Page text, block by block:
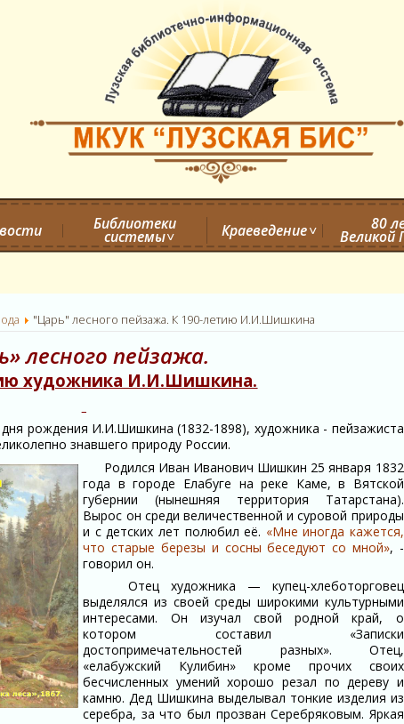
Библиотеки
системы Краеведение 80
Великой
"Царь" лесного пейзажа. К 190-летию И.И.Шишкина
лесного пейзажа.
художника И.И.Шишкина.
рождения И.И.Шишкина (1832-1898), художника - пейзажиста
знавшего природу России.
Родился Иван Иванович Шишкин 25 января 1832
года в городе Елабуге на реке Каме, в Вятской
губернии (нынешняя территория Татарстана).
Вырос он среди величественной и суровой природы
и с детских лет полюбил её. «Мне иногда кажется,
что старые березы и сосны беседуют со мной», -
говорил он.
Отец художника — купец-хлеботорговец
выделялся из своей среды широкими культурными
интересами. Он изучал свой родной край, о
котором составил «Записки
достопримечательностей разных». Отец,
«елабужский Кулибин» кроме прочих своих
бесчисленных умений хорошо резал по дереву и
камню. Дед Шишкина выделывал тонкие изделия из
серебра, за что был прозван Серебряковым. Яркая